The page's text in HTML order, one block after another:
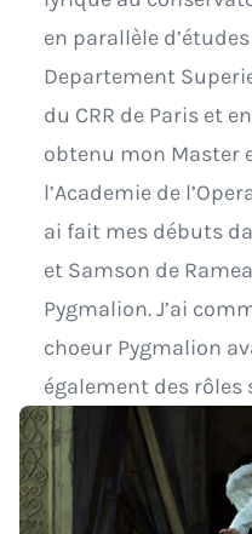
en parallèle
Departement
du CRR de Paris et
obtenu mon Master
l’Academie de
ai fait mes débuts
et Samson de
Pygmalion. J’ai
choeur Pygmalion
également des rôles